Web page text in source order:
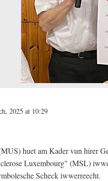
2025 at 10:29
huet am Kader vun hirer
Luxembourg" (MSL)
Scheck iwwerreecht.